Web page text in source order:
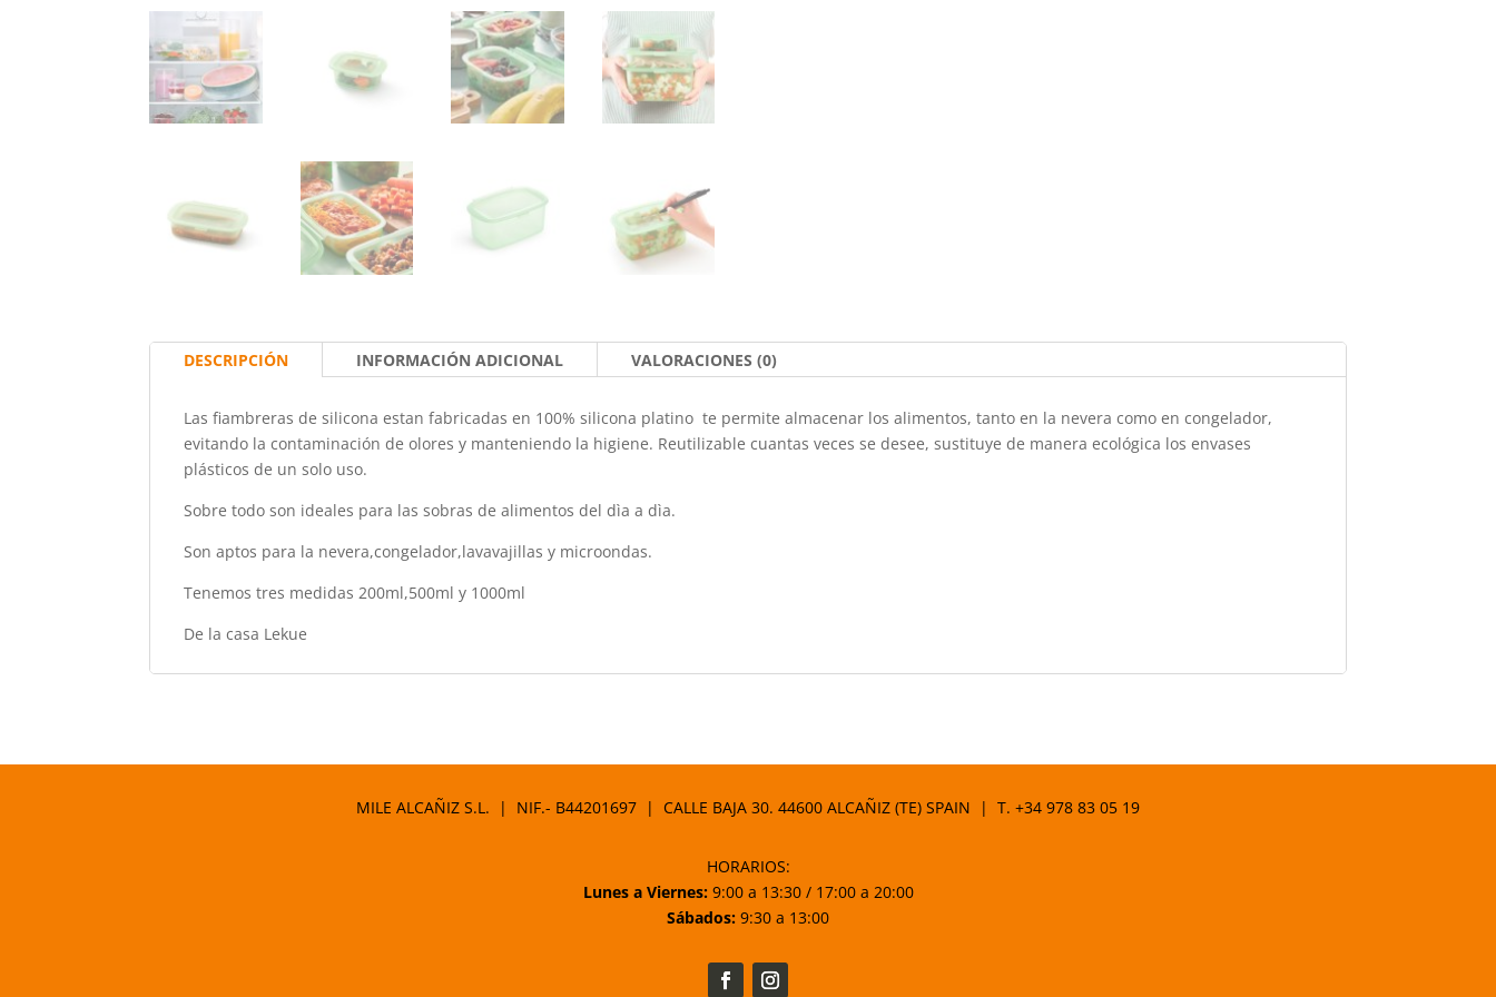
DESCRIPCIÓN INFORMACIÓN ADICIONAL VALORACIONES (0)
Las fiambreras de silicona estan fabricadas en 100% silicona platino te permite almacenar los alimentos, tanto en la nevera como en congelador,
evitando la contaminación de olores y manteniendo la higiene. Reutilizable cuantas veces se desee, sustituye de manera ecológica los envases
plásticos de un solo uso.
Sobre todo son ideales para las sobras de alimentos del dìa a dìa.
Son aptos para la nevera,congelador,lavavajillas y microondas.
Tenemos tres medidas 200ml,500ml y 1000ml
De la casa Lekue
MILE ALCAÑIZ S.L. | NIF.- B44201697 | CALLE BAJA 30. 44600 ALCAÑIZ (TE) SPAIN | T. +34 978 83 05 19
HORARIOS:
Lunes a Viernes:9:00 a 13:30 / 17:00 a 20:00
Sábados: 9:30 a 13:00